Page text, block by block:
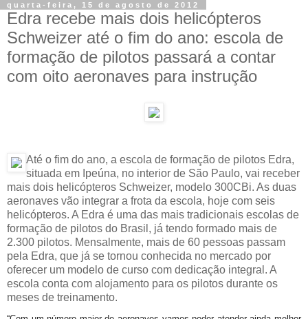
quarta-feira, 15 de agosto de 2012
Edra recebe mais dois helicópteros
Schweizer até o fim do ano: escola de
formação de pilotos passará a contar
com oito aeronaves para instrução
Até o fim do ano, a escola de formação de pilotos Edra,
situada em Ipeúna, no interior de São Paulo, vai receber
mais dois helicópteros Schweizer, modelo 300CBi. As duas
aeronaves vão integrar a frota da escola, hoje com seis
helicópteros. A Edra é uma das mais tradicionais escolas de
formação de pilotos do Brasil, já tendo formado mais de
2.300 pilotos. Mensalmente, mais de 60 pessoas passam
pela Edra, que já se tornou conhecida no mercado por
oferecer um modelo de curso com dedicação integral. A
escola conta com alojamento para os pilotos durante os
meses de treinamento.